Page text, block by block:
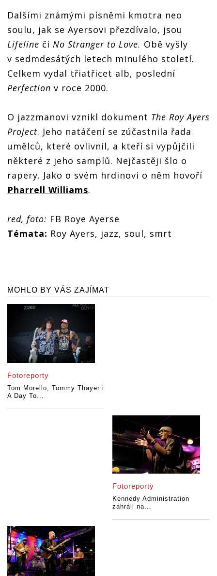
Dalšími známými písněmi kmotra neo
soulu, jak se Ayersovi přezdívalo, jsou
Lifeline či No Stranger to Love. Obě vyšly
v sedmdesátých letech minulého století.
Celkem vydal třiatřicet alb, poslední
Perfection v roce 2000.
O jazzmanovi vznikl dokument The Roy Ayers
Project. Jeho natáčení se zúčastnila řada
umělců, které ovlivnil, a kteří si vypůjčili
některé z jeho samplů. Nejčastěji šlo o
rapery. Jako o svém hrdinovi o něm hovoří
Pharrell Williams.
red, foto: FB Roye Ayerse
Témata: Roy Ayers, jazz, soul, smrt
MOHLO BY VÁS ZAJÍMAT
Fotoreporty
Tom Morello, Tommy Thayer i
A Day To...
Fotoreporty
Kennedy Administration
zahráli na...